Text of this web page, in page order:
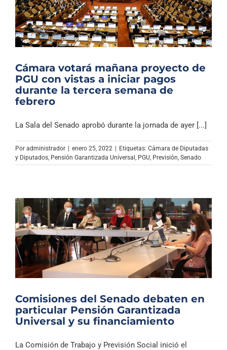
Cámara votará mañana proyecto de
PGU con vistas a iniciar pagos
durante la tercera semana de
febrero
La Sala del Senado aprobó durante la jornada de ayer [...]
Por administrador enero 25, 2022 Etiquetas: Cámara de Diputadas
y Diputados, Pensión Garantizada Universal , PGU, Previsión, Senado
Comisiones del Senado debaten en
particular Pensión Garantizada
Universal y su financiamiento
La Comisión de Trabajo y Previsión Social inició el